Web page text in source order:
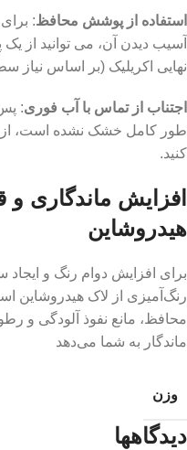
استفاده از پوشش محافظ:
آسیب دیدن آن، می ‌توانید از
نهایی اکریلیک (بر اساس نیاز
اجتناب از تماس با آب فوری:
طور کامل خشک نشده است، از
کنید.
افزایش ماندگاری
هیدروشاین
برای افزایش دوام رنگ و
رنگ‌آمیزی از لاک هیدروشاین
محافظ، مانع نفوذ آلودگی و
ماندگار به شما می‌دهد
وزن
دیدگاهها